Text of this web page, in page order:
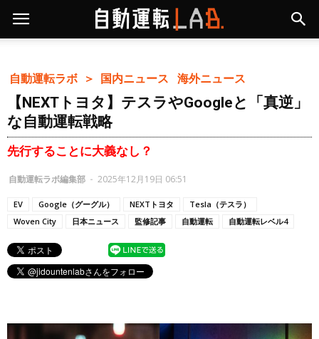
自動運転ラボ ＞ 国内ニュース 海外ニュース
【NEXTトヨタ】テスラやGoogleと「真逆」
な自動運転戦略
先行することに大義なし？
自動運転ラボ編集部 - 2025年12月19日 06:51
EV Google（グーグル） NEXTトヨタ
Tesla（テスラ）
Woven City
日本ニュース 監修記事 自動運転 自動運転レベル4